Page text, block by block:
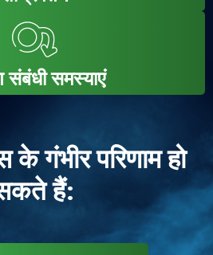
संबंधी समस्याएं
के गंभीर परिणाम हो
हैं: